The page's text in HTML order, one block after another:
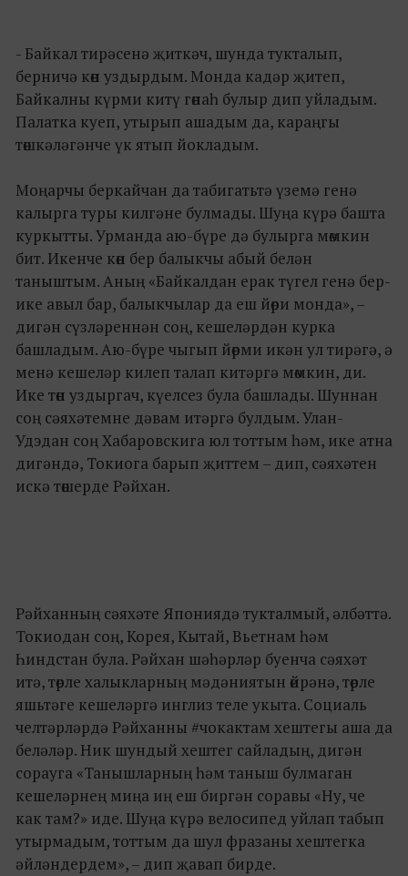
- Байкал тирәсенә җиткәч, шунда тукталып,
берничә көн уздырдым. Монда кадәр җитеп,
Байкалны күрми китү гөнаһ булыр дип уйладым.
Палатка куеп, утырып ашадым да, караңгы
төшкәләгәнче үк ятып йокладым.
Моңарчы беркайчан да табигатьтә үземә генә
калырга туры килгәне булмады. Шуңа күрә башта
куркытты. Урманда аю-бүре дә булырга мөмкин
бит. Икенче көн бер балыкчы абый белән
таныштым. Аның «Байкалдан ерак түгел генә бер-
ике авыл бар, балыкчылар да еш йөри монда», –
дигән сүзләреннән соң, кешеләрдән курка
башладым. Аю-бүре чыгып йөрми икән ул тирәгә, ә
менә кешеләр килеп талап китәргә мөмкин, ди.
Ике төн уздыргач, күелсез була башлады. Шуннан
соң сәяхәтемне дәвам итәргә булдым. Улан-
Удэдан соң Хабаровскига юл тоттым һәм, ике атна
дигәндә, Токиога барып җиттем – дип, сәяхәтен
искә төшерде Рәйхан.
Рәйханның сәяхәте Япониядә тукталмый, әлбәттә.
Токиодан соң, Корея, Кытай, Вьетнам һәм
Һиндстан була. Рәйхан шәһәрләр буенча сәяхәт
итә, төрле халыкларның мәдәниятын өйрәнә, төрле
яшьтәге кешеләргә инглиз теле укыта. Социаль
челтәрләрдә Рәйханны #чокактам хештегы аша да
беләләр. Ник шундый хештег сайладың, дигән
сорауга «Танышларның һәм таныш булмаган
кешеләрнең миңа иң еш биргән соравы «Ну, че
как там?» иде. Шуңа күрә велосипед уйлап табып
утырмадым, тоттым да шул фразаны хештегка
әйләндердем», – дип җавап бирде.